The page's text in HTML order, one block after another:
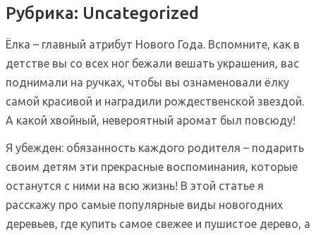
Рубрика: Uncategorized
Ёлка – главный атрибут Нового Года. Вспомните, как в
детстве вы со всех ног бежали вешать украшения, вас
поднимали на ручках, чтобы вы ознаменовали ёлку
самой красивой и наградили рождественской звездой.
А какой хвойный, невероятный аромат был повсюду!
Я убежден: обязанность каждого родителя – подарить
своим детям эти прекрасные воспоминания, которые
останутся с ними на всю жизнь! В этой статье я
расскажу про самые популярные виды новогодних
деревьев, где купить самое свежее и пушистое дерево, а